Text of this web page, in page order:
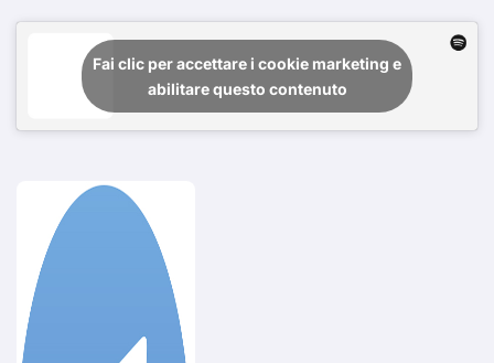
Fai clic per accettare i cookie marketing e
abilitare questo contenuto